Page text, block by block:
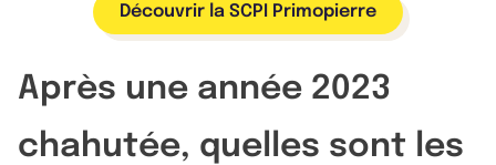
Découvrir la SCPI Primopierre
Après une année 2023
chahutée, quelles sont les